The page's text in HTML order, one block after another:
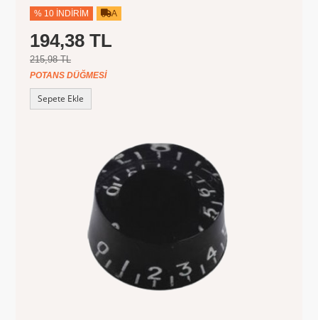
% 10 İNDIRIM A
194,38 TL
215,98 TL
POTANS DÜĞMESI
Sepete Ekle